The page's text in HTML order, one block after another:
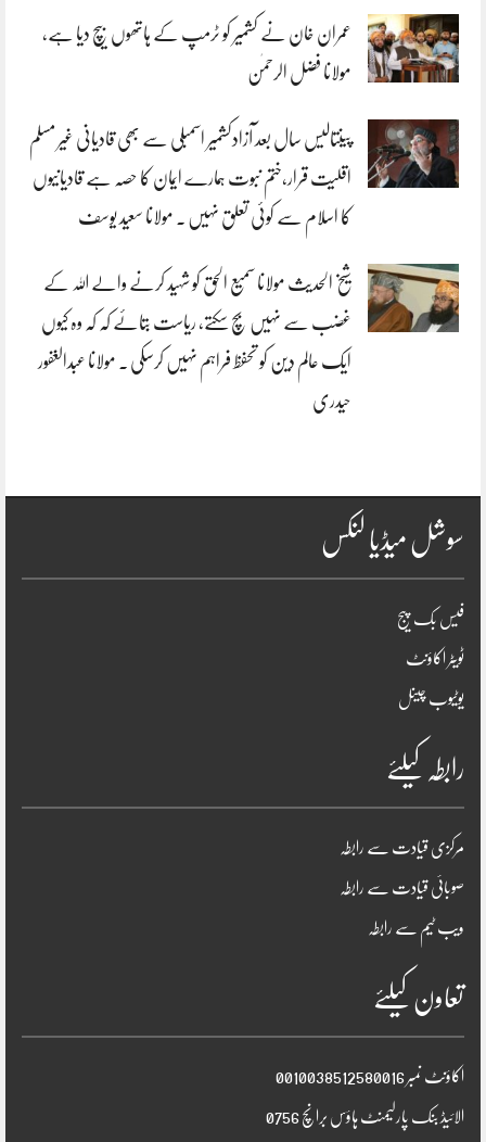
عمران خان نے کشمیر کو ٹرمپ کے ہاتھوں بیچ دیا ہے،
مولانا فضل الرحمٰن
پینتالیس سال بعد آزادکشمیر اسمبلی سے بھی قادیانی غیر مسلم
اقلیت قرار،ختم نبوت ہمارے ایمان کا حصہ ہے قادیانیوں
کا اسلام سے کوئی تعلق نہیں . مولانا سعید یوسف
شیخ الحدیث مولانا سمیع الحق کو شہید کرنے والے اللہ کے
غضب سے نہیں بچ سکتے، ریاست بتائے کہ کہ وہ کیوں
ایک عالم دین کو تحفظ فراہم نہیں کرسکی . مولانا عبدالغفور
حیدری
سوشل میڈیا لنکس
فیس بک پیج
ٹویٹر اکاؤنٹ
یوٹیوب چینل
رابطہ کیلئے
مرکزی قیادت سے رابطہ
صوبائی قیادت سے رابطہ
ویب ٹیم سے رابطہ
تعاون کیلئے
اکاؤنٹ نمبر 0010038512580016
الائیڈ بنک پارلیمنٹ ہاؤس برانچ 0756